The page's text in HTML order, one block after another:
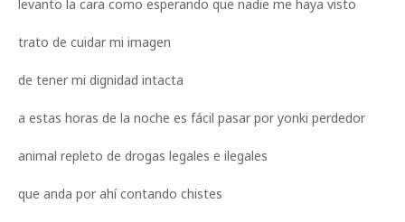
levanto la cara como esperando que nadie me haya visto
trato de cuidar mi imagen
de tener mi dignidad intacta
a estas horas de la noche es fácil pasar por yonki perdedor
animal repleto de drogas legales e ilegales
que anda por ahí contando chistes